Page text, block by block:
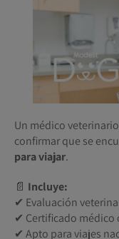
Un médico
confirmar que se
para viajar.
📄 Incluye:
✔ Evaluación
✔ Certificado médico
✔ Apto para viajes